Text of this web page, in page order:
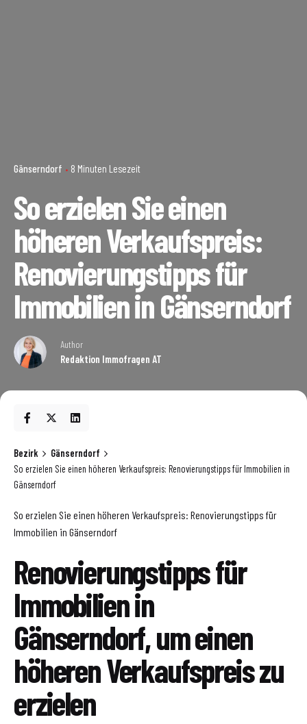
Gänserndorf 8 Minuten Lesezeit
So erzielen Sie einen
höheren Verkaufspreis:
Renovierungstipps für
Immobilien in Gänserndorf
Author
Redaktion Immofragen AT
Bezirk
Gänserndorf
So erzielen Sie einen höheren Verkaufspreis: Renovierungstipps für Immobilien in
Gänserndorf
So erzielen Sie einen höheren Verkaufspreis: Renovierungstipps für
Immobilien in Gänserndorf
Renovierungstipps für
Immobilien in
Gänserndorf, um einen
höheren Verkaufspreis zu
erzielen